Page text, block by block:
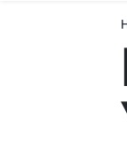
Proses